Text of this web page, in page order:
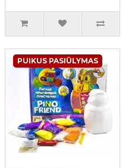
PUIKUS PASIŪLYMAS